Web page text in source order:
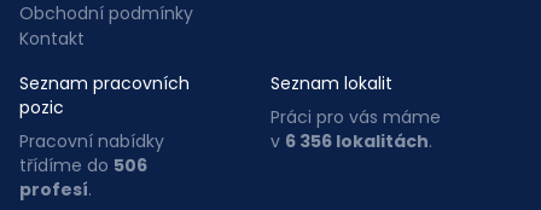
Obchodní podmínky
Kontakt
Seznam pracovních
pozic
Pracovní nabídky
třídíme do 506
profesí.
Seznam lokalit
Práci pro vás máme
v 6 356 lokalitách.